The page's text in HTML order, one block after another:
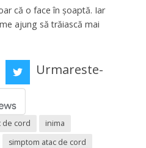
că o face în șoaptă. Iar
ajung să trăiască mai
Urmareste-
de cord
inima
simptom atac de cord